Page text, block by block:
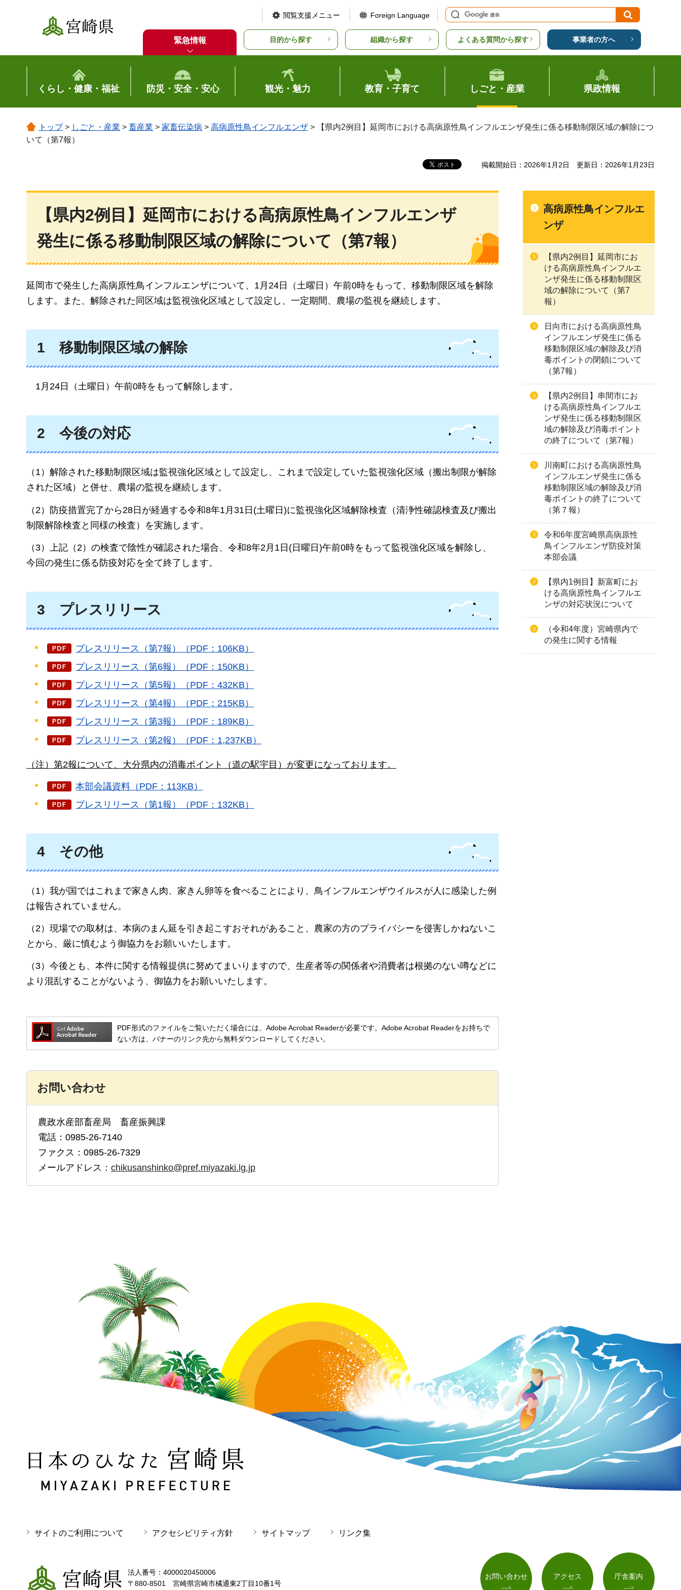
宮崎県
閲覧支援メニュー Foreign Language
緊急情報 目的から探す 組織から探す よくある質問から探す 事業者の方へ
くらし・健康・福祉 防災・安全・安心 観光・魅力 教育・子育て しごと・産業 県政情報
トップ> しごと・産業 > 畜産業 > 家畜伝染病 > 高病原性鳥インフルエンザ > 【県内2例目】延岡市における高病原性鳥インフルエンザ発生に係る移動制限区域の解除につ
いて（第7報）
掲載開始日：2026年1月2日 更新日：2026年1月23日
【県内2例目】延岡市における高病原性鳥インフルエンザ
発生に係る移動制限区域の解除について（第7報）
延岡市で発生した高病原性鳥インフルエンザについて、1月24日（土曜日）午前0時をもって、移動制限区域を解除
します。また、解除された同区域は監視強化区域として設定し、一定期間、農場の監視を継続します。
1 移動制限区域の解除
1月24日（土曜日）午前0時をもって解除します。
2 今後の対応
（1）解除された移動制限区域は監視強化区域として設定し、これまで設定していた監視強化区域（搬出制限が解除
された区域）と併せ、農場の監視を継続します。
（2）防疫措置完了から28日が経過する令和8年1月31日(土曜日)に監視強化区域解除検査（清浄性確認検査及び搬出
制限解除検査と同様の検査）を実施します。
（3）上記（2）の検査で陰性が確認された場合、令和8年2月1日(日曜日)午前0時をもって監視強化区域を解除し、
今回の発生に係る防疫対応を全て終了します。
3 プレスリリース
プレスリリース（第7報）（PDF：106KB）
プレスリリース（第6報）（PDF：150KB）
プレスリリース（第5報）（PDF：432KB）
プレスリリース（第4報）（PDF：215KB）
プレスリリース（第3報）（PDF：189KB）
プレスリリース（第2報）（PDF：1,237KB）
（注）第2報について、大分県内の消毒ポイント（道の駅宇目）が変更になっております。
本部会議資料（PDF：113KB）
プレスリリース（第1報）（PDF：132KB）
4 その他
（1）我が国ではこれまで家きん肉、家きん卵等を食べることにより、鳥インフルエンザウイルスが人に感染した例
は報告されていません。
（2）現場での取材は、本病のまん延を引き起こすおそれがあること、農家の方のプライバシーを侵害しかねないこ
とから、厳に慎むよう御協力をお願いいたします。
（3）今後とも、本件に関する情報提供に努めてまいりますので、生産者等の関係者や消費者は根拠のない噂などに
より混乱することがないよう、御協力をお願いいたします。
PDF形式のファイルをご覧いただく場合には、Adobe Acrobat Readerが必要です。Adobe Acrobat Readerをお持ちで
ない方は、バナーのリンク先から無料ダウンロードしてください。
お問い合わせ
農政水産部畜産局 畜産振興課
電話：0985-26-7140
ファクス：0985-26-7329
メールアドレス： chikusanshinko@pref.miyazaki.lg.jp
高病原性鳥インフルエ
ンザ
【県内2例目】延岡市にお
ける高病原性鳥インフルエ
ンザ発生に係る移動制限区
域の解除について（第7
報）
日向市における高病原性鳥
インフルエンザ発生に係る
移動制限区域の解除及び消
毒ポイントの閉鎖について
（第7報）
【県内2例目】串間市にお
ける高病原性鳥インフルエ
ンザ発生に係る移動制限区
域の解除及び消毒ポイント
の終了について（第7報）
川南町における高病原性鳥
インフルエンザ発生に係る
移動制限区域の解除及び消
毒ポイントの終了について
（第７報）
令和6年度宮崎県高病原性
鳥インフルエンザ防疫対策
本部会議
【県内1例目】新富町にお
ける高病原性鳥インフルエ
ンザの対応状況について
（令和4年度）宮崎県内で
の発生に関する情報
日本のひなた 宮崎県 MIYAZAKI PREFECTURE
サイトのご利用について アクセシビリティ方針 サイトマップ リンク集
宮崎県
法人番号：4000020450006
〒880-8501 宮崎県宮崎市橘通東2丁目10番1号
お問い合わせ アクセス 庁舎案内